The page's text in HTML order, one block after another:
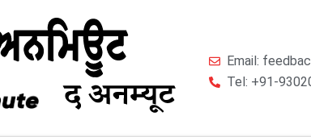
Email:
Tel: +91-